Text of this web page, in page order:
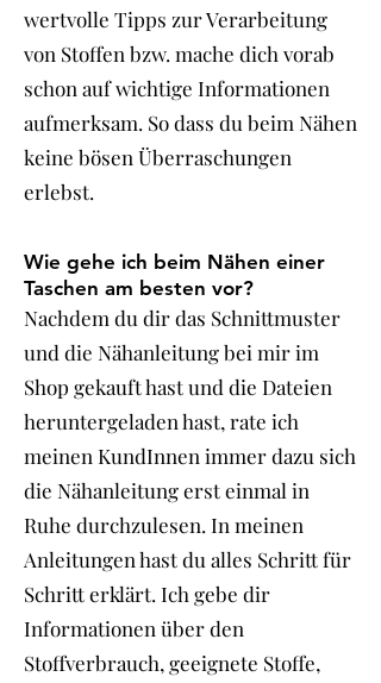
wertvolle Tipps zur Verarbeitung
von Stoffen bzw. mache dich vorab
schon auf wichtige Informationen
aufmerksam. So dass du beim Nähen
keine bösen Überraschungen
erlebst.
Wie gehe ich beim Nähen einer
Taschen am besten vor?
Nachdem du dir das Schnittmuster
und die Nähanleitung bei mir im
Shop gekauft hast und die Dateien
heruntergeladen hast, rate ich
meinen KundInnen immer dazu sich
die Nähanleitung erst einmal in
Ruhe durchzulesen. In meinen
Anleitungen hast du alles Schritt für
Schritt erklärt. Ich gebe dir
Informationen über den
Stoffverbrauch, geeignete Stoffe,